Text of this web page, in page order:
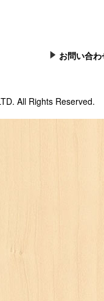
お問い合わ
All Rights Reserved.